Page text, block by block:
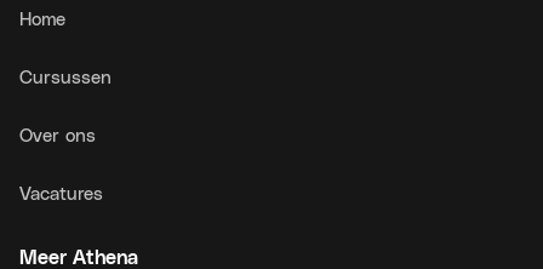
Home
Cursussen
Over ons
Vacatures
Meer Athena